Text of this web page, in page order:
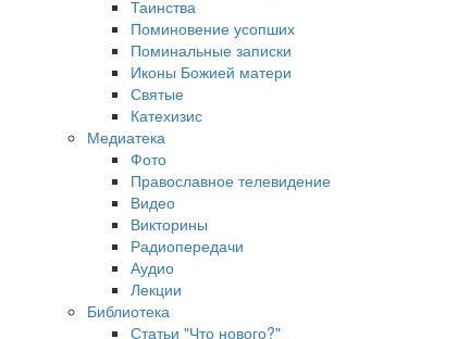
Таинства
Поминовение усопших
Поминальные записки
Иконы Божией матери
Святые
Катехизис
Медиатека
Фото
Православное телевидение
Видео
Викторины
Радиопередачи
Аудио
Лекции
Библиотека
Статьи "Что нового?"